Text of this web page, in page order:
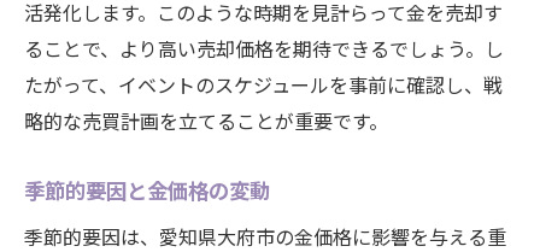
活発化します。このような時期を見計らって金を売却す
ることで、より高い売却価格を期待できるでしょう。し
たがって、イベントのスケジュールを事前に確認し、戦
略的な売買計画を立てることが重要です。
季節的要因と金価格の変動
季節的要因は、愛知県大府市の金価格に影響を与える重